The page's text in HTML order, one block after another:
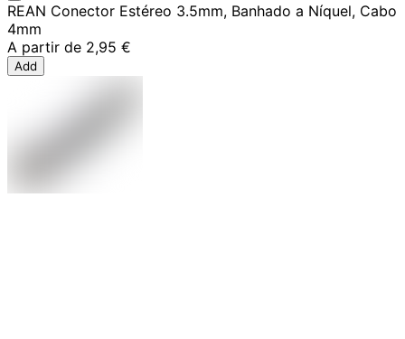
REAN Conector Estéreo 3.5mm, Banhado a Níquel, Cabo
4mm
A partir de 2,95 €
Add